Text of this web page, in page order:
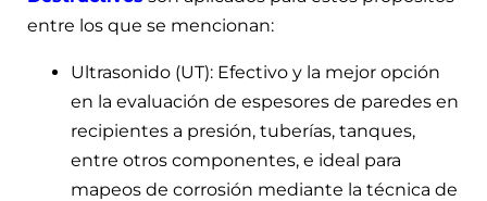
entre los que se mencionan:
Ultrasonido (UT): Efectivo y la mejor opción
en la evaluación de espesores de paredes en
recipientes a presión, tuberías, tanques,
entre otros componentes, e ideal para
mapeos de corrosión mediante la técnica de